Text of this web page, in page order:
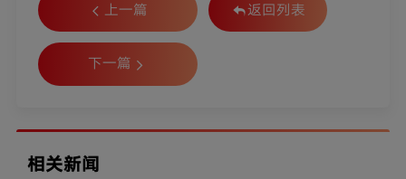
上一篇 返回列表
下一篇
相关新闻